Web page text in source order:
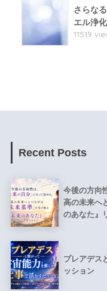
さらな
エル浄
11519
Recent Posts
今後の方向
高の未来へ
のあなた』
プレアデス
ッション